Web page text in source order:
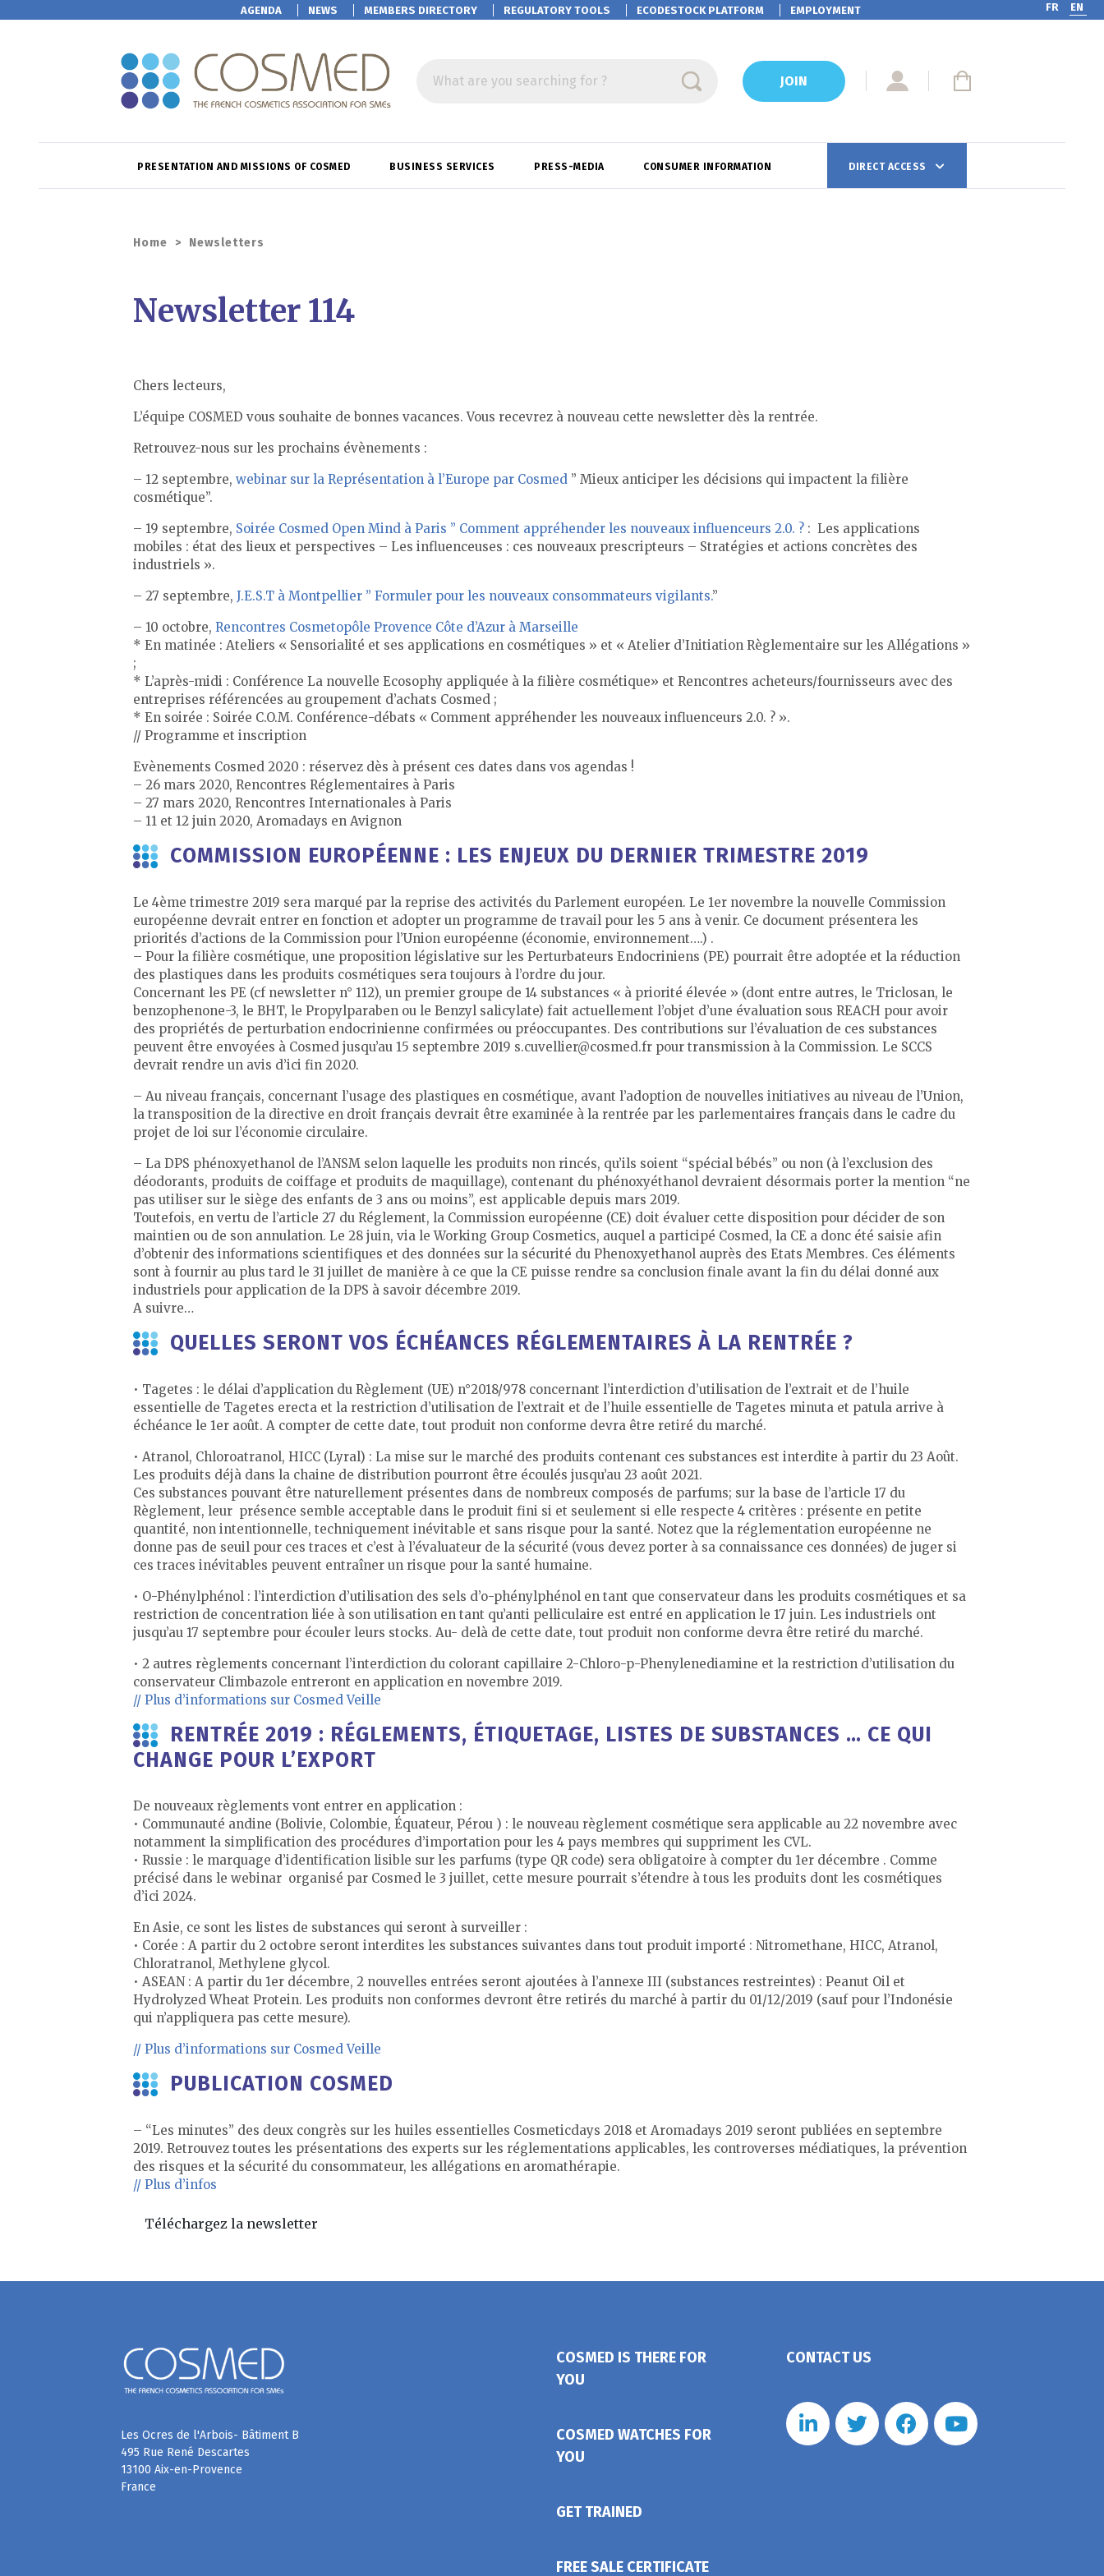
AGENDA NEWS MEMBERS DIRECTORY REGULATORY TOOLS ECODESTOCK PLATFORM EMPLOYMENT FR EN
What are you searching for ? JOIN
PRESENTATION AND MISSIONS OF COSMED BUSINESS SERVICES PRESS-MEDIA CONSUMER INFORMATION DIRECT ACCESS
Home > Newsletters
Newsletter 114
Chers lecteurs,
L’équipe COSMED vous souhaite de bonnes vacances. Vous recevrez à nouveau cette newsletter dès la rentrée.
Retrouvez-nous sur les prochains évènements :
– 12 septembre, webinar sur la Représentation à l’Europe par Cosmed ” Mieux anticiper les décisions qui impactent la filière
cosmétique”.
– 19 septembre, Soirée Cosmed Open Mind à Paris ” Comment appréhender les nouveaux influenceurs 2.0. ? : Les applications
mobiles : état des lieux et perspectives – Les influenceuses : ces nouveaux prescripteurs – Stratégies et actions concrètes des
industriels ».
– 27 septembre, J.E.S.T à Montpellier ” Formuler pour les nouveaux consommateurs vigilants.”
– 10 octobre, Rencontres Cosmetopôle Provence Côte d’Azur à Marseille
* En matinée : Ateliers « Sensorialité et ses applications en cosmétiques » et « Atelier d’Initiation Règlementaire sur les Allégations »
;
* L’après-midi : Conférence La nouvelle Ecosophy appliquée à la filière cosmétique» et Rencontres acheteurs/fournisseurs avec des
entreprises référencées au groupement d’achats Cosmed ;
* En soirée : Soirée C.O.M. Conférence-débats « Comment appréhender les nouveaux influenceurs 2.0. ? ».
// Programme et inscription
Evènements Cosmed 2020 : réservez dès à présent ces dates dans vos agendas !
– 26 mars 2020, Rencontres Réglementaires à Paris
– 27 mars 2020, Rencontres Internationales à Paris
– 11 et 12 juin 2020, Aromadays en Avignon
COMMISSION EUROPÉENNE : LES ENJEUX DU DERNIER TRIMESTRE 2019
Le 4ème trimestre 2019 sera marqué par la reprise des activités du Parlement européen. Le 1er novembre la nouvelle Commission
européenne devrait entrer en fonction et adopter un programme de travail pour les 5 ans à venir. Ce document présentera les
priorités d’actions de la Commission pour l’Union européenne (économie, environnement….) .
– Pour la filière cosmétique, une proposition législative sur les Perturbateurs Endocriniens (PE) pourrait être adoptée et la réduction
des plastiques dans les produits cosmétiques sera toujours à l’ordre du jour.
Concernant les PE (cf newsletter n° 112), un premier groupe de 14 substances « à priorité élevée » (dont entre autres, le Triclosan, le
benzophenone-3, le BHT, le Propylparaben ou le Benzyl salicylate) fait actuellement l’objet d’une évaluation sous REACH pour avoir
des propriétés de perturbation endocrinienne confirmées ou préoccupantes. Des contributions sur l’évaluation de ces substances
peuvent être envoyées à Cosmed jusqu’au 15 septembre 2019 s.cuvellier@cosmed.fr pour transmission à la Commission. Le SCCS
devrait rendre un avis d’ici fin 2020.
– Au niveau français, concernant l’usage des plastiques en cosmétique, avant l’adoption de nouvelles initiatives au niveau de l’Union,
la transposition de la directive en droit français devrait être examinée à la rentrée par les parlementaires français dans le cadre du
projet de loi sur l’économie circulaire.
– La DPS phénoxyethanol de l’ANSM selon laquelle les produits non rincés, qu’ils soient “spécial bébés” ou non (à l’exclusion des
déodorants, produits de coiffage et produits de maquillage), contenant du phénoxyéthanol devraient désormais porter la mention “ne
pas utiliser sur le siège des enfants de 3 ans ou moins”, est applicable depuis mars 2019.
Toutefois, en vertu de l’article 27 du Réglement, la Commission européenne (CE) doit évaluer cette disposition pour décider de son
maintien ou de son annulation. Le 28 juin, via le Working Group Cosmetics, auquel a participé Cosmed, la CE a donc été saisie afin
d’obtenir des informations scientifiques et des données sur la sécurité du Phenoxyethanol auprès des Etats Membres. Ces éléments
sont à fournir au plus tard le 31 juillet de manière à ce que la CE puisse rendre sa conclusion finale avant la fin du délai donné aux
industriels pour application de la DPS à savoir décembre 2019.
A suivre…
QUELLES SERONT VOS ÉCHÉANCES RÉGLEMENTAIRES À LA RENTRÉE ?
• Tagetes : le délai d’application du Règlement (UE) n°2018/978 concernant l’interdiction d’utilisation de l’extrait et de l’huile
essentielle de Tagetes erecta et la restriction d’utilisation de l’extrait et de l’huile essentielle de Tagetes minuta et patula arrive à
échéance le 1er août. A compter de cette date, tout produit non conforme devra être retiré du marché.
• Atranol, Chloroatranol, HICC (Lyral) : La mise sur le marché des produits contenant ces substances est interdite à partir du 23 Août.
Les produits déjà dans la chaine de distribution pourront être écoulés jusqu’au 23 août 2021.
Ces substances pouvant être naturellement présentes dans de nombreux composés de parfums; sur la base de l’article 17 du
Règlement, leur présence semble acceptable dans le produit fini si et seulement si elle respecte 4 critères : présente en petite
quantité, non intentionnelle, techniquement inévitable et sans risque pour la santé. Notez que la réglementation européenne ne
donne pas de seuil pour ces traces et c’est à l’évaluateur de la sécurité (vous devez porter à sa connaissance ces données) de juger si
ces traces inévitables peuvent entraîner un risque pour la santé humaine.
• O-Phénylphénol : l’interdiction d’utilisation des sels d’o-phénylphénol en tant que conservateur dans les produits cosmétiques et sa
restriction de concentration liée à son utilisation en tant qu’anti pelliculaire est entré en application le 17 juin. Les industriels ont
jusqu’au 17 septembre pour écouler leurs stocks. Au- delà de cette date, tout produit non conforme devra être retiré du marché.
• 2 autres règlements concernant l’interdiction du colorant capillaire 2-Chloro-p-Phenylenediamine et la restriction d’utilisation du
conservateur Climbazole entreront en application en novembre 2019.
// Plus d’informations sur Cosmed Veille
RENTRÉE 2019 : RÉGLEMENTS, ÉTIQUETAGE, LISTES DE SUBSTANCES … CE QUI
CHANGE POUR L’EXPORT
De nouveaux règlements vont entrer en application :
• Communauté andine (Bolivie, Colombie, Équateur, Pérou ) : le nouveau règlement cosmétique sera applicable au 22 novembre avec
notamment la simplification des procédures d’importation pour les 4 pays membres qui suppriment les CVL.
• Russie : le marquage d’identification lisible sur les parfums (type QR code) sera obligatoire à compter du 1er décembre . Comme
précisé dans le webinar organisé par Cosmed le 3 juillet, cette mesure pourrait s’étendre à tous les produits dont les cosmétiques
d’ici 2024.
En Asie, ce sont les listes de substances qui seront à surveiller :
• Corée : A partir du 2 octobre seront interdites les substances suivantes dans tout produit importé : Nitromethane, HICC, Atranol,
Chloratranol, Methylene glycol.
• ASEAN : A partir du 1er décembre, 2 nouvelles entrées seront ajoutées à l’annexe III (substances restreintes) : Peanut Oil et
Hydrolyzed Wheat Protein. Les produits non conformes devront être retirés du marché à partir du 01/12/2019 (sauf pour l’Indonésie
qui n’appliquera pas cette mesure).
// Plus d’informations sur Cosmed Veille
PUBLICATION COSMED
– “Les minutes” des deux congrès sur les huiles essentielles Cosmeticdays 2018 et Aromadays 2019 seront publiées en septembre
2019. Retrouvez toutes les présentations des experts sur les réglementations applicables, les controverses médiatiques, la prévention
des risques et la sécurité du consommateur, les allégations en aromathérapie.
// Plus d’infos
Téléchargez la newsletter
Les Ocres de l'Arbois- Bâtiment B
495 Rue René Descartes
13100 Aix-en-Provence
France
COSMED IS THERE FOR
YOU
COSMED WATCHES FOR
YOU
GET TRAINED
FREE SALE CERTIFICATE
CONTACT US